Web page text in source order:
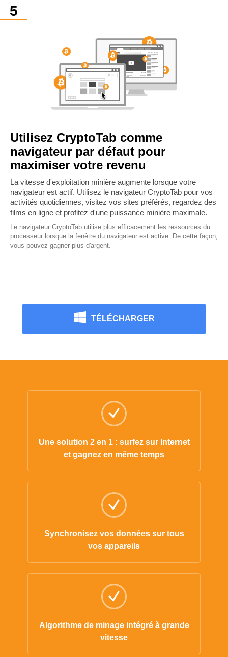
Utilisez CryptoTab comme
navigateur par défaut pour
maximiser votre revenu
La vitesse d'exploitation minière augmente lorsque votre
navigateur est actif. Utilisez le navigateur CryptoTab pour vos
activités quotidiennes, visitez vos sites préférés, regardez des
films en ligne et profitez d'une puissance minière maximale.
Le navigateur CryptoTab utilise plus efficacement les ressources du
processeur lorsque la fenêtre du navigateur est active. De cette façon,
vous pouvez gagner plus d'argent.
TÉLÉCHARGER
Une solution 2 en 1 : surfez sur Internet
et gagnez en même temps
Synchronisez vos données sur tous
vos appareils
Algorithme de minage intégré à grande
vitesse